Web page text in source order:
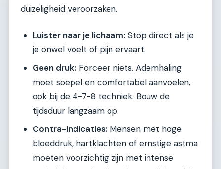
duizeligheid veroorzaken.
Luister naar je lichaam: Stop direct als je
je onwel voelt of pijn ervaart.
Geen druk: Forceer niets. Ademhaling
moet soepel en comfortabel aanvoelen,
ook bij de 4-7-8 techniek. Bouw de
tijdsduur langzaam op.
Contra-indicaties: Mensen met hoge
bloeddruk, hartklachten of ernstige astma
moeten voorzichtig zijn met intense